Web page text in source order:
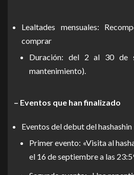
Lealtades mensuales:
comprar
Duración: del 2 al 30 de
mantenimiento).
– Eventos que han finalizado
Eventos del debut del hashashin
Primer evento: «Visita al
el 16 de septiembre a las